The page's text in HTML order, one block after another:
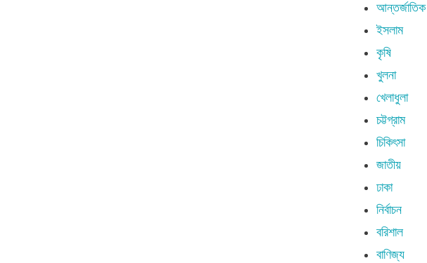
আন্তর্জাতিক
ইসলাম
কৃষি
খুলনা
খেলাধুলা
চট্টগ্রাম
চিকিৎসা
জাতীয়
ঢাকা
নির্বাচন
বরিশাল
বাণিজ্য